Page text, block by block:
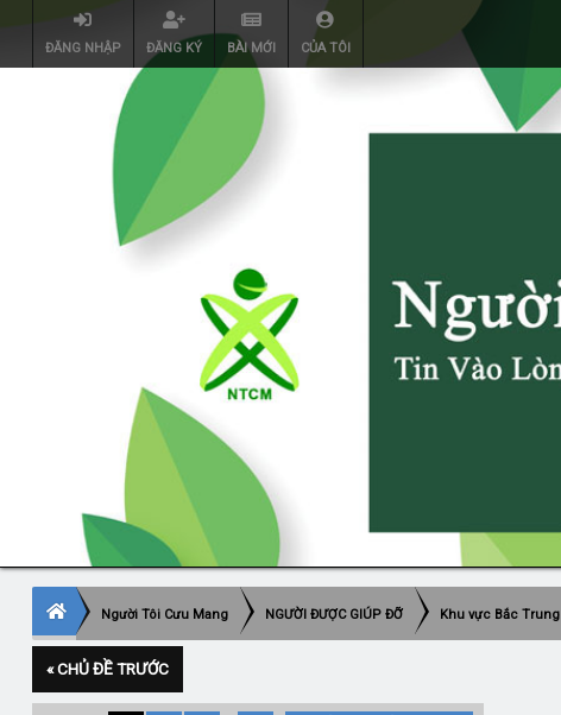
ĐĂNG NHẬP ĐĂNG KÝ BÀI MỚI CỦA TÔI
Người Tôi Cưu Mang NGƯỜI ĐƯỢC GIÚP ĐỠ Khu vực Bắc Trung
« CHỦ ĐỀ TRƯỚC